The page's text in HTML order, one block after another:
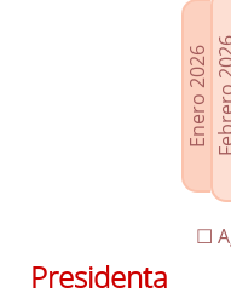
Agenda de Presidencia
Plenos provinciales y
Oficina de Proyectos
Enero 2026
☐
Presidenta